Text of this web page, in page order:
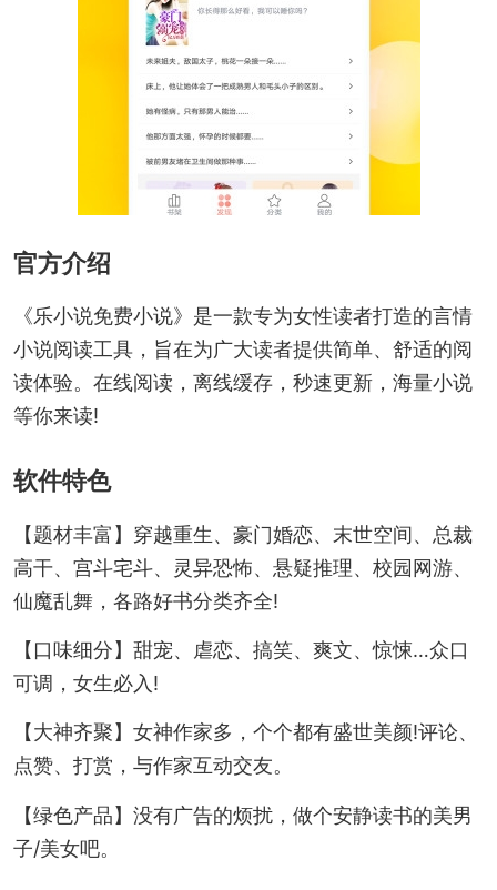
官方介绍
《乐小说免费小说》是一款专为女性读者打造的言情
小说阅读工具，旨在为广大读者提供简单、舒适的阅
读体验。在线阅读，离线缓存，秒速更新，海量小说
等你来读!
软件特色
【题材丰富】穿越重生、豪门婚恋、末世空间、总裁
高干、宫斗宅斗、灵异恐怖、悬疑推理、校园网游、
仙魔乱舞，各路好书分类齐全!
【口味细分】甜宠、虐恋、搞笑、爽文、惊悚…众口
可调，女生必入!
【大神齐聚】女神作家多，个个都有盛世美颜!评论、
点赞、打赏，与作家互动交友。
【绿色产品】没有广告的烦扰，做个安静读书的美男
子/美女吧。